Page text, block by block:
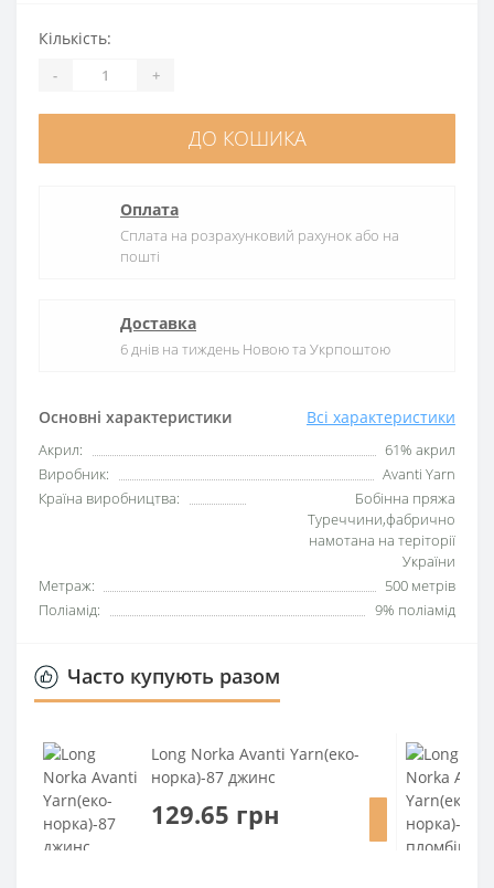
Основні характеристики Всі характеристики
Акрил:
61% акрил
Виробник:
Avanti Yarn
Країна виробництва:
Бобінна пряжа
Туреччини,фабрично
намотана на теріторії
України
Метраж:
500 метрів
Поліамід:
9% поліамід
Кількість:
- +
ДО КОШИКА
Оплата
Сплата на розрахунковий рахунок або на
пошті
Доставка
6 днів на тиждень Новою та Укрпоштою
Часто купують разом
Long Norka Avanti Yarn(еко-
норка)-87 джинс
129.65 грн